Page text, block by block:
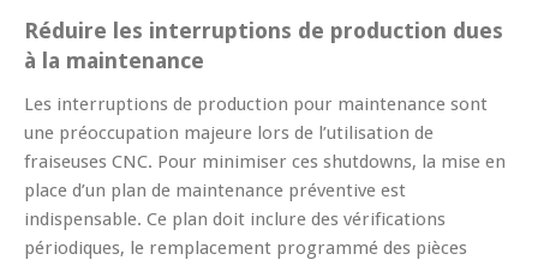
Réduire les interruptions de production dues
à la maintenance
Les interruptions de production pour maintenance sont
une préoccupation majeure lors de l’utilisation de
fraiseuses CNC. Pour minimiser ces shutdowns, la mise en
place d’un plan de maintenance préventive est
indispensable. Ce plan doit inclure des vérifications
périodiques, le remplacement programmé des pièces